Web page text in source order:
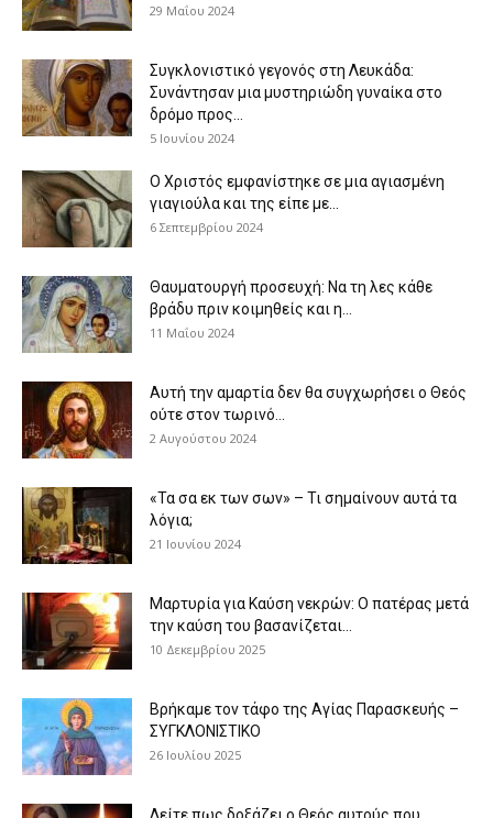
29 Μαΐου 2024
Συγκλονιστικό γεγονός στη Λευκάδα:
Συνάντησαν μια μυστηριώδη γυναίκα στο
δρόμο προς...
5 Ιουνίου 2024
Ο Χριστός εμφανίστηκε σε μια αγιασμένη
γιαγιούλα και της είπε με...
6 Σεπτεμβρίου 2024
Θαυματουργή προσευχή: Να τη λες κάθε
βράδυ πριν κοιμηθείς και η...
11 Μαΐου 2024
Αυτή την αμαρτία δεν θα συγχωρήσει ο Θεός
ούτε στον τωρινό...
2 Αυγούστου 2024
«Τα σα εκ των σων» – Τι σημαίνουν αυτά τα
λόγια;
21 Ιουνίου 2024
Μαρτυρία για Καύση νεκρών: Ο πατέρας μετά
την καύση του βασανίζεται...
10 Δεκεμβρίου 2025
Βρήκαμε τον τάφο της Αγίας Παρασκευής –
ΣΥΓΚΛΟΝΙΣΤΙΚΟ
26 Ιουλίου 2025